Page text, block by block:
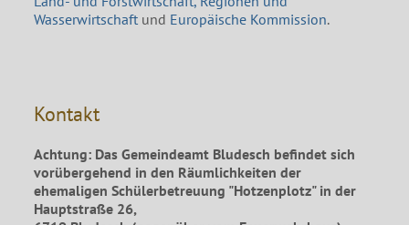
Wasserwirtschaft und Europäische Kommission.
Kontakt
Achtung: Das Gemeindeamt Bludesch befindet sich
vorübergehend in den Räumlichkeiten der
ehemaligen Schülerbetreuung "Hotzenplotz" in der
Hauptstraße 26,